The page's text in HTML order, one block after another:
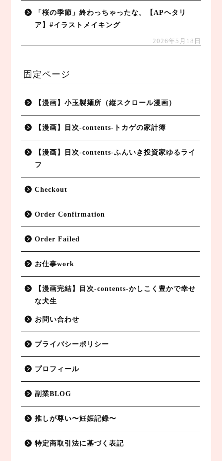
「桜の季節」終わっちゃったな。【APヘタリ
ア】#イラストメイキング
2026年5月18日
固定ページ
【漫画】小玉製麺所（縦スクロール漫画）
【漫画】目次-contents-トカゲの家計簿
【漫画】目次-contents-ふんいき投資家ゆるライ
フ
Checkout
Order Confirmation
Order Failed
お仕事work
【漫画完結】目次-contents-かしこく豊かで幸せ
な犬生
お問い合わせ
プライバシーポリシー
プロフィール
副業BLOG
推しが尊い〜妊娠記録〜
特定商取引法に基づく表記
特定商取引法に基づく表記
お仕事work